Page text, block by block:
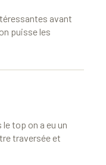
avant
puisse les
top on a eu un
traversée et